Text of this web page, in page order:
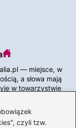
czyli tzw.
— miejsce, w
a słowa mają
w towarzystwie
o własnych